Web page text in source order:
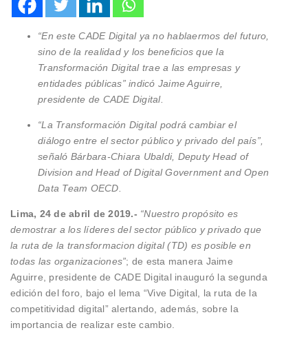
“En este CADE Digital ya no hablaermos del futuro,
sino de la realidad y los beneficios que la
Transformación Digital trae a las empresas y
entidades públicas” indicó Jaime Aguirre,
presidente de CADE Digital.
“La Transformación Digital podrá cambiar el
diálogo entre el sector público y privado del país”,
señaló Bárbara-Chiara Ubaldi, Deputy Head of
Division and Head of Digital Government and Open
Data Team OECD.
Lima, 24 de abril de 2019.- “Nuestro propósito es
demostrar a los líderes del sector público y privado que
la ruta de la transformacion digital (TD) es posible en
todas las organizaciones”; de esta manera Jaime
Aguirre, presidente de CADE Digital inauguró la segunda
edición del foro, bajo el lema “Vive Digital, la ruta de la
competitividad digital” alertando, además, sobre la
importancia de realizar este cambio.